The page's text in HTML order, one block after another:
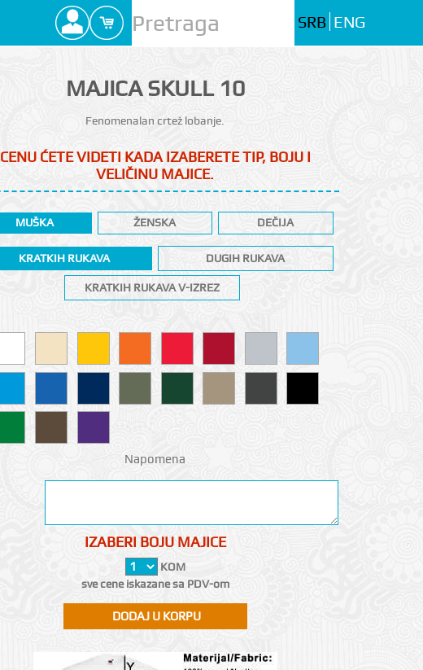
SRB ENG
MAJICA SKULL 10
Fenomenalan crtež lobanje.
CENU ĆETE VIDETI KADA IZABERETE TIP, BOJU I
VELIČINU MAJICE.
MUŠKA ŽENSKA DEČIJA
KRATKIH RUKAVA DUGIH RUKAVA
KRATKIH RUKAVA V-IZREZ
Napomena
IZABERI BOJU MAJICE
KOM
sve cene iskazane sa PDV-om